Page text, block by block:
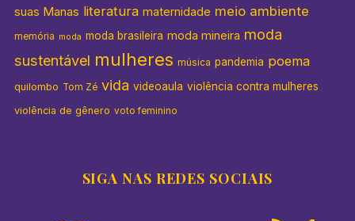
suas Manas literatura maternidade meio ambiente
memória moda moda brasileira moda mineira moda
sustentável mulheres música pandemia poema
quilombo Tom Zé vida videoaula violência contra mulheres
violência de gênero voto feminino
SIGA NAS REDES SOCIAIS